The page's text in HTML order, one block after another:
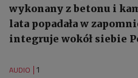
wykonany z betonu i
lata popadała w
integruje wokół siebie
AUDIO 1